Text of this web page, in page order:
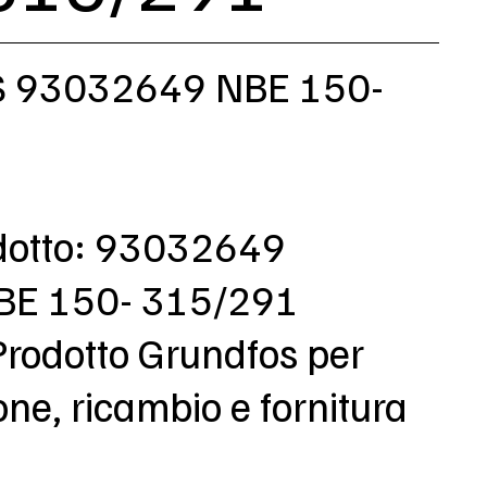
93032649 NBE 150-
93032649
150- 315/291
Grundfos per
ricambio e fornitura